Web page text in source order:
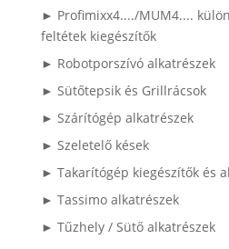
► Profimixx4..../MUM4....
feltétek kiegészítők
► Robotporszívó alkatrészek
► Sütőtepsik és Grillrácsok
► Szárítógép alkatrészek
► Szeletelő kések
► Takarítógép kiegészítők és
► Tassimo alkatrészek
► Tűzhely / Sütő alkatrészek